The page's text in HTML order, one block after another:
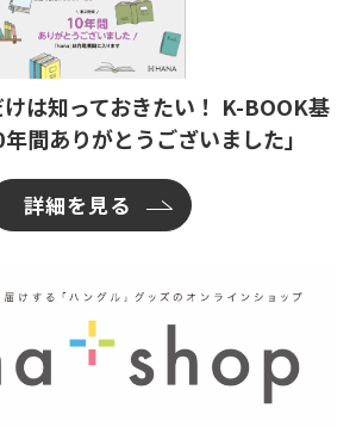
は知っておきたい！ K-BOOK基
間ありがとうございました」
詳細を見る